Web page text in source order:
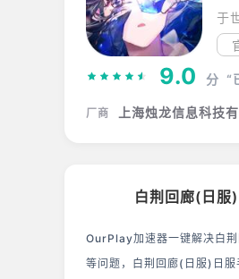
于
9.0 分 “
厂商 上海烛龙信息科技
白荆回廊(日服
OurPlay加速器一键解决白
等问题，白荆回廊(日服)日服